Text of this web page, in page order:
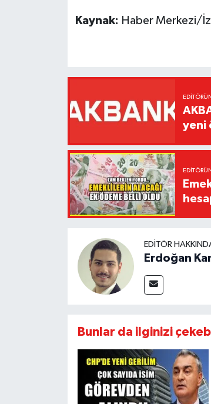
Kaynak: Haber Merkezi/
yeni
EDITÖR
Erdoğan
Bunlar da ilginizi